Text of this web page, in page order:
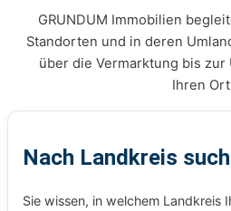
GRUNDUM Immobilien
Standorten und in deren
über die Vermarktung bis zur
Ihren
Nach Landkreis
Sie wissen, in welchem Landkreis